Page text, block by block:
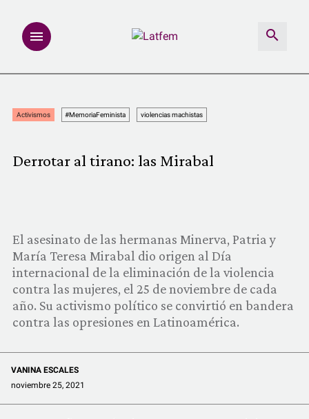
MULTIMEDIA
LATFEMLAB.
PRODUCTOS
COMUNIDAD
QUIÉNES SOMOS
Activismos #MemoriaFeminista violencias machistas
Derrotar al tirano: las Mirabal
El asesinato de las hermanas Minerva, Patria y
María Teresa Mirabal dio origen al Día
internacional de la eliminación de la violencia
contra las mujeres, el 25 de noviembre de cada
año. Su activismo político se convirtió en bandera
contra las opresiones en Latinoamérica.
VANINA ESCALES
noviembre 25, 2021